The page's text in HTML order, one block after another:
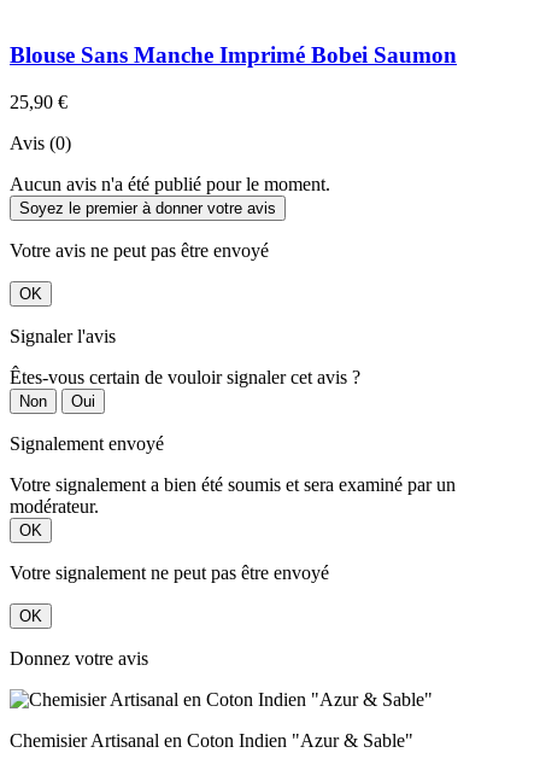
Blouse Sans Manche Imprimé Bobei Saumon
25,90 €
Avis (0)
Aucun avis n'a été publié pour le moment.
Soyez le premier à donner votre avis
Votre avis ne peut pas être envoyé
OK
Signaler l'avis
Êtes-vous certain de vouloir signaler cet avis ?
Non Oui
Signalement envoyé
Votre signalement a bien été soumis et sera examiné par un
modérateur.
OK
Votre signalement ne peut pas être envoyé
OK
Donnez votre avis
Chemisier Artisanal en Coton Indien "Azur & Sable"